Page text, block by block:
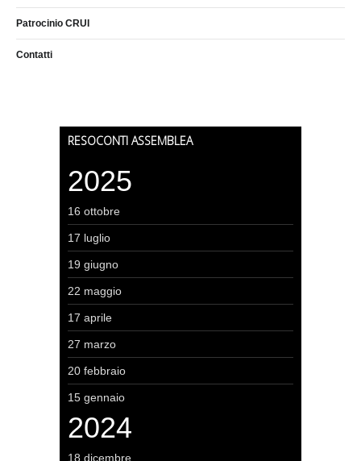
Patrocinio CRUI
Contatti
RESOCONTI ASSEMBLEA
2025
16 ottobre
17 luglio
19 giugno
22 maggio
17 aprile
27 marzo
20 febbraio
15 gennaio
2024
18 dicembre